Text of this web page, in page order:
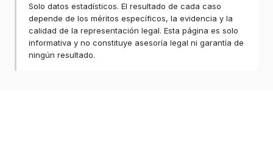
Solo datos estadísticos. El resultado de cada caso
depende de los méritos específicos, la evidencia y la
calidad de la representación legal. Esta página es solo
informativa y no constituye asesoría legal ni garantía de
ningún resultado.